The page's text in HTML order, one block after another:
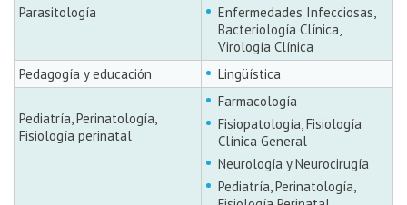
Parasitología
Enfermedades Infecciosas,
Bacteriología Clínica,
Virología Clínica
Pedagogía y educación
Lingüística
Pediatría, Perinatología,
Fisiología perinatal
Farmacología
Fisiopatología, Fisiología
Clínica General
Neurología y Neurocirugía
Pediatría, Perinatología,